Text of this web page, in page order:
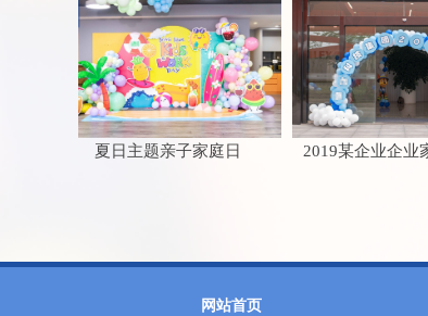
夏日主题亲子家庭日
网站首页